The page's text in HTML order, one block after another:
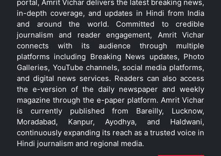
portal, Amrit Vichar delivers the latest breaking news,
in-depth coverage, and updates in Hindi from India
and around the world. Committed to credible
journalism and reader engagement, Amrit Vichar
connects with its audience through multiple
platforms including Breaking News updates, Photo
Galleries, YouTube channels, social media platforms,
and digital news services. Readers can also access
the e-version of the daily newspaper and weekly
magazine through the e-paper platform. Amrit Vichar
is currently published from Bareilly, Lucknow,
Moradabad, Kanpur, Ayodhya, and Haldwani,
continuously expanding its reach as a trusted voice in
Hindi journalism and regional media.